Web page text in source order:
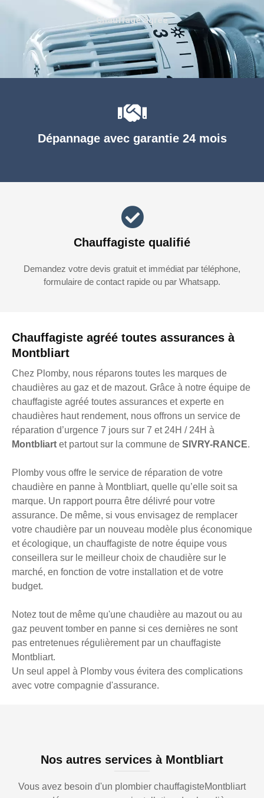
Chauffagiste agréé toutes assurances à
Montbliart
Chez Plomby, nous réparons toutes les marques de
chaudières au gaz et de mazout. Grâce à notre équipe de
chauffagiste agréé toutes assurances et experte en
chaudières haut rendement, nous offrons un service de
réparation d’urgence 7 jours sur 7 et 24H / 24H à
Montbliart et partout sur la commune de SIVRY-RANCE.
Plomby vous offre le service de réparation de votre
chaudière en panne à Montbliart, quelle qu’elle soit sa
marque. Un rapport pourra être délivré pour votre
assurance. De même, si vous envisagez de remplacer
votre chaudière par un nouveau modèle plus économique
et écologique, un chauffagiste de notre équipe vous
conseillera sur le meilleur choix de chaudière sur le
marché, en fonction de votre installation et de votre
budget.
Notez tout de même qu'une chaudière au mazout ou au
gaz peuvent tomber en panne si ces dernières ne sont
pas entretenues régulièrement par un chauffagiste
Montbliart.
Un seul appel à Plomby vous évitera des complications
avec votre compagnie d'assurance.
Dépannage avec garantie 24 mois
Chauffagiste qualifié
Demandez votre devis gratuit et immédiat par téléphone,
formulaire de contact rapide ou par Whatsapp.
Chauffage agréé
Nos autres services à Montbliart
Vous avez besoin d'un plombier chauffagisteMontbliart